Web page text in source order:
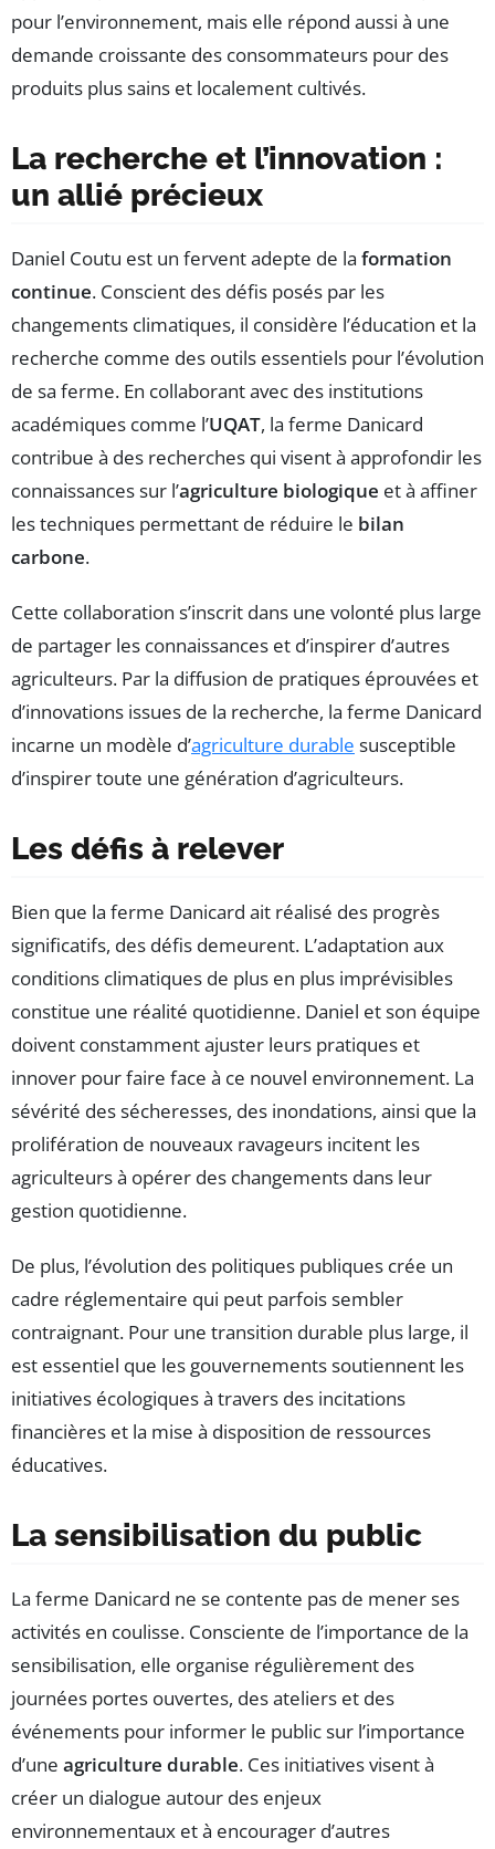
pour l’environnement, mais elle répond aussi à une
demande croissante des consommateurs pour des
produits plus sains et localement cultivés.
La recherche et l’innovation :
un allié précieux
Daniel Coutu est un fervent adepte de la formation
continue. Conscient des défis posés par les
changements climatiques, il considère l’éducation et la
recherche comme des outils essentiels pour l’évolution
de sa ferme. En collaborant avec des institutions
académiques comme l’UQAT, la ferme Danicard
contribue à des recherches qui visent à approfondir les
connaissances sur l’agriculture biologique et à affiner
les techniques permettant de réduire le bilan
carbone.
Cette collaboration s’inscrit dans une volonté plus large
de partager les connaissances et d’inspirer d’autres
agriculteurs. Par la diffusion de pratiques éprouvées et
d’innovations issues de la recherche, la ferme Danicard
incarne un modèle d’agriculture durable susceptible
d’inspirer toute une génération d’agriculteurs.
Les défis à relever
Bien que la ferme Danicard ait réalisé des progrès
significatifs, des défis demeurent. L’adaptation aux
conditions climatiques de plus en plus imprévisibles
constitue une réalité quotidienne. Daniel et son équipe
doivent constamment ajuster leurs pratiques et
innover pour faire face à ce nouvel environnement. La
sévérité des sécheresses, des inondations, ainsi que la
prolifération de nouveaux ravageurs incitent les
agriculteurs à opérer des changements dans leur
gestion quotidienne.
De plus, l’évolution des politiques publiques crée un
cadre réglementaire qui peut parfois sembler
contraignant. Pour une transition durable plus large, il
est essentiel que les gouvernements soutiennent les
initiatives écologiques à travers des incitations
financières et la mise à disposition de ressources
éducatives.
La sensibilisation du public
La ferme Danicard ne se contente pas de mener ses
activités en coulisse. Consciente de l’importance de la
sensibilisation, elle organise régulièrement des
journées portes ouvertes, des ateliers et des
événements pour informer le public sur l’importance
d’une agriculture durable. Ces initiatives visent à
créer un dialogue autour des enjeux
environnementaux et à encourager d’autres